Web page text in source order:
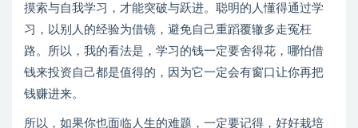
摸索与自我学习，才能突破与跃进。聪明的人懂得通过学
习，以别人的经验为借镜，避免自己重蹈覆辙多走冤枉
路。所以，我的看法是，学习的钱一定要舍得花，哪怕借
钱来投资自己都是值得的，因为它一定会有窗口让你再把
钱赚进来。
所以，如果你也面临人生的难题，一定要记得，好好栽培